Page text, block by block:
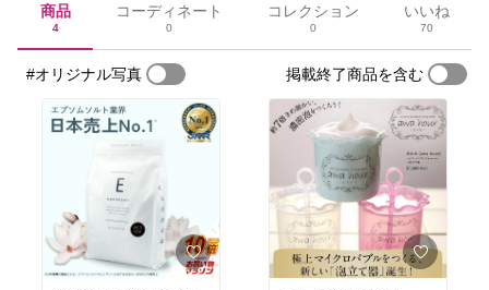
商品
4
コーディネート
0
コレクション
0
いいね
70
#オリジナル写真 掲載終了商品を含む